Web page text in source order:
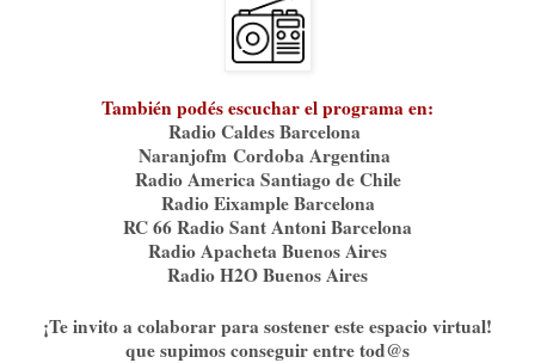
También podés escuchar el programa en:
Radio Caldes Barcelona
Naranjofm⁠⁠ Cordoba Argentina
Radio America Santiago de Chile
Radio Eixample Barcelona
RC 66 Radio Sant Antoni Barcelona
Radio Apacheta Buenos Aires
Radio H2O Buenos Aires
¡Te invito a colaborar para sostener este espacio virtual!
que supimos conseguir entre tod@s